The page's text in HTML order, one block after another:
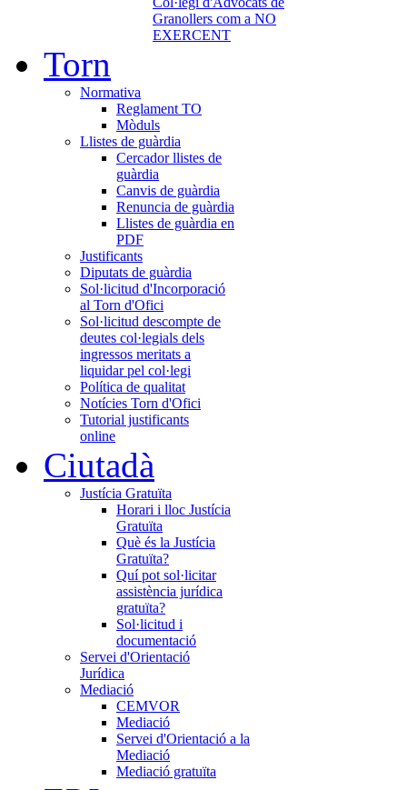
Granollers com a NO
EXERCENT
Torn
Normativa
Reglament TO
Mòduls
Llistes de guàrdia
Cercador llistes de
guàrdia
Canvis de guàrdia
Renuncia de guàrdia
Llistes de guàrdia en
PDF
Justificants
Diputats de guàrdia
Sol·licitud d'Incorporació
al Torn d'Ofici
Sol·licitud descompte de
deutes col·legials dels
ingressos meritats a
liquidar pel col·legi
Política de qualitat
Notícies Torn d'Ofici
Tutorial justificants
online
Ciutadà
Justícia Gratuïta
Horari i lloc Justícia
Gratuïta
Què és la Justícia
Gratuïta?
Quí pot sol·licitar
assistència jurídica
gratuïta?
Sol·licitud i
documentació
Servei d'Orientació
Jurídica
Mediació
CEMVOR
Mediació
Servei d'Orientació a la
Mediació
Mediació gratuïta